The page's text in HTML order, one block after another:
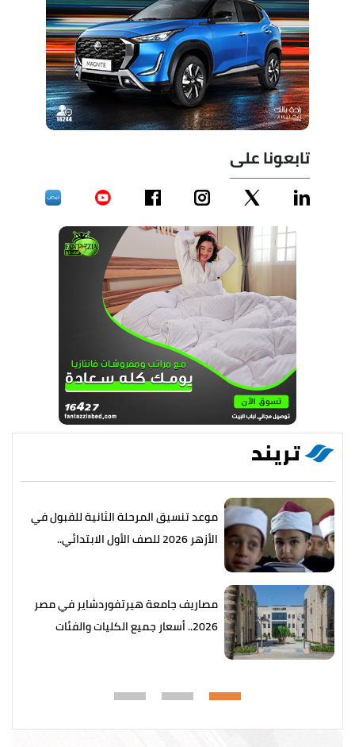
تابعونا على
تريند
موعد تنسيق المرحلة الثانية للقبول في
الأزهر 2026 للصف الأول الابتدائي..
مصاريف جامعة هيرتفوردشاير في مصر
2026.. أسعار جميع الكليات والفئات